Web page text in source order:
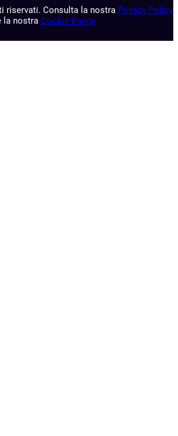
riservati. Consulta la nostra Privacy Policy
la nostra Cookie Policy